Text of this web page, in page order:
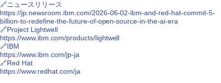
🔗ニュースリリース
https://jp.newsroom.ibm.com/2026-06-02-ibm-and-red-hat-commit-5-
billion-to-redefine-the-future-of-open-source-in-the-ai-era
🔗Project Lightwell
https://www.ibm.com/products/lightwell
🔗IBM
https://www.ibm.com/jp-ja
🔗Red Hat
https://www.redhat.com/ja